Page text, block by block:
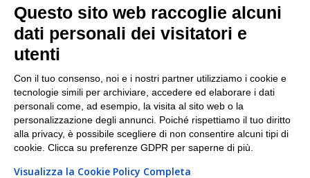
Facebook
Linkedin
I nostri punti di ritiro e spedizione pacchi nelle
maggiori città italiane
Torino|Milano|Roma|Bologna|Firenze| Genova
Napoli|Varese
Questo sito web raccoglie alcuni
dati personali dei visitatori e
utenti
Con il tuo consenso, noi e i nostri partner utilizziamo i cookie e
tecnologie simili per archiviare, accedere ed elaborare i dati
personali come, ad esempio, la visita al sito web o la
personalizzazione degli annunci. Poiché rispettiamo il tuo diritto
alla privacy, è possibile scegliere di non consentire alcuni tipi di
cookie. Clicca su preferenze GDPR per saperne di più.
Visualizza la Cookie Policy Completa